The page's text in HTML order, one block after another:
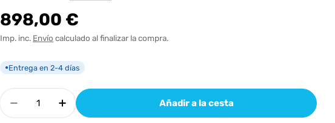
Precio
habitual
898,00 €
Imp. inc. Envío calculado al finalizar la compra.
●Entrega en 2-4 días
Cantidad
Disminuir cantidad para SEAGULL Entourage Autumn
Aumentar cantidad para SEAGULL Entourage
Añadir a la cesta